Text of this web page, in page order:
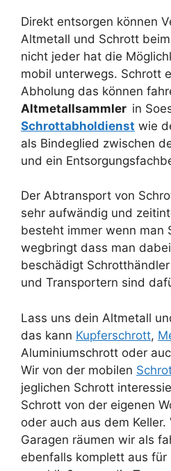
Direkt entsorgen können
Altmetall und Schrott
nicht jeder hat die
mobil unterwegs. Schrott
Abholung das können
Altmetallsammler in
Schrottabholdienst wie
als Bindeglied zwischen
und ein
Der Abtransport von
sehr aufwändig und
besteht immer wenn man
wegbringt dass man
beschädigt
und Transportern sind
Lass uns dein Altmetall
das kann Kupferschrott,
Aluminiumschrott oder
Wir von der mobilen
jeglichen Schrott
Schrott von der eigenen
oder auch aus dem
Garagen räumen wir als
ebenfalls komplett aus für